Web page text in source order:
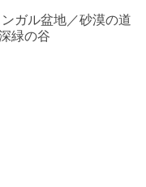
ガル盆地／砂漠の道
緑の谷